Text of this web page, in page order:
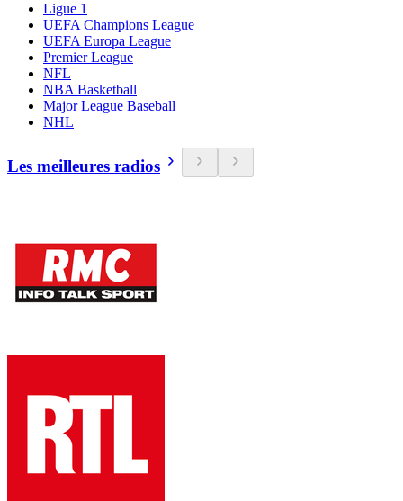
Ligue 1
UEFA Champions League
UEFA Europa League
Premier League
NFL
NBA Basketball
Major League Baseball
NHL
Les meilleures radios